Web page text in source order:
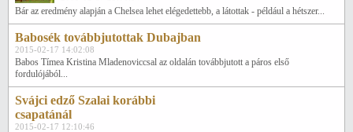
Bár az eredmény alapján a Chelsea lehet elégedettebb, a látottak - például a hétszer...
Babosék továbbjutottak Dubajban
2015-02-17 14:02:08
Babos Tímea Kristina Mladenoviccsal az oldalán továbbjutott a páros első
fordulójából...
Svájci edző Szalai korábbi
csapatánál
2015-02-17 12:10:46